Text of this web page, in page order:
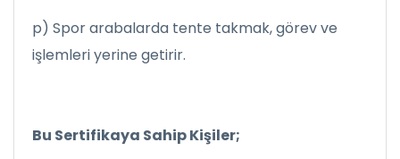
p) Spor arabalarda tente takmak, görev ve
işlemleri yerine getirir.
Bu Sertifikaya Sahip Kişiler;